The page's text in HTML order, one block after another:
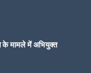
के मामले में अभियुक्त